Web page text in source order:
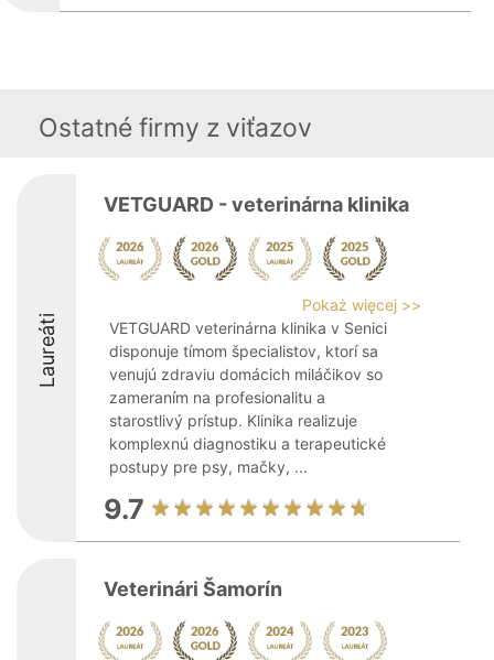
Ostatné firmy z viťazov
Laureáti
VETGUARD - veterinárna klinika
Pokaż więcej >>
VETGUARD veterinárna klinika v Senici
disponuje tímom špecialistov, ktorí sa
venujú zdraviu domácich miláčikov so
zameraním na profesionalitu a
starostlivý prístup. Klinika realizuje
komplexnú diagnostiku a terapeutické
postupy pre psy, mačky, ...
9.7
Veterinári Šamorín